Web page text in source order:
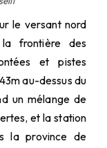
le versant nord
frontière des
et pistes
au-dessus du
un mélange de
et la station
la province de